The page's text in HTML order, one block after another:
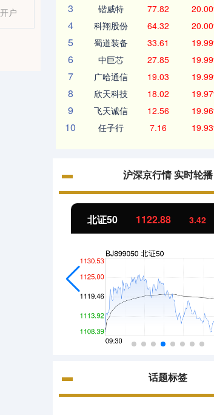
户 3 锴威特 77.82
4 科翔股份 64.32
5 蜀道装备 33.61
6 中巨芯 27.85
7 广哈通信 19.03
8 欣天科技 18.02
9 飞天诚信 12.56
10 任子行 7.16
沪深京行情 实时轮播
北证50 1122.88 3.42
话题标签